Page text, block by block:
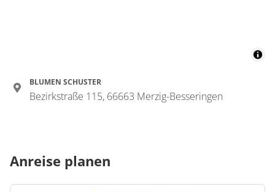
BLUMEN SCHUSTER
Bezirkstraße 115, 66663 Merzig-Besseringen
Anreise planen